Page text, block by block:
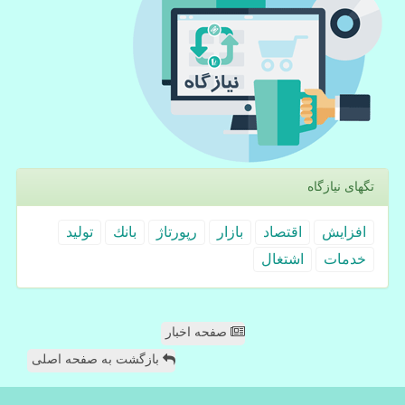
تگهای نیازگاه
افزایش اقتصاد بازار رپورتاژ بانك
تولید
خدمات
اشتغال
صفحه اخبار
بازگشت به صفحه اصلی